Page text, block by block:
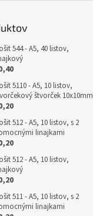
544 - A5, 40 listov,
5110 - A5, 10 listov,
štvorček 10x10mm
512 - A5, 10 listov, s 2
linajkami
512 - A5, 10 listov,
511 - A5, 10 listov, s 2
linajkami